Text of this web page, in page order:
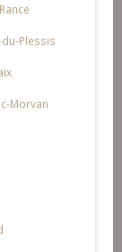
Plessis
Morvan